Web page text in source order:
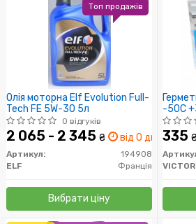
Олія моторна Elf Evolution Full-
Tech FE 5W-30 5л
0 відгуків
2 065 - 2 345 ₴ від 0 дн.
Артикул:
194908
ELF
Франція
Вибрати ціну
Топ продажів
-50C
335